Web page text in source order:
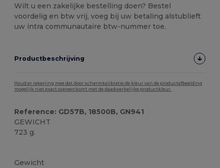
Wilt u een zakelijke bestelling doen? Bestel
voordelig en btw vrij, voeg bij uw betaling alstublieft
uw intra communautaire btw-nummer toe.
Productbeschrijving
Houd er rekening mee dat door schermkalibratie de kleur van de productafbeelding
mogelijk niet exact overeenkomt met de daadwerkelijke productkleur.
Reference: GD57B, 18500B, GN941
GEWICHT
723 g.
Gewicht